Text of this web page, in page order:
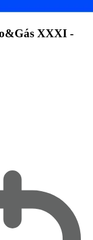
XXXI -